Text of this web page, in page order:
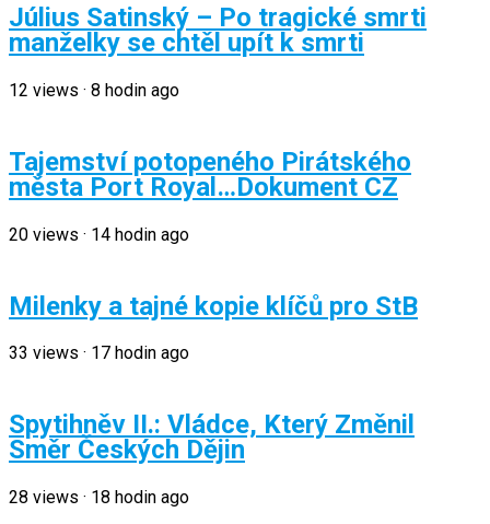
Július Satinský – Po tragické smrti
manželky se chtěl upít k smrti
12 views · 8 hodin ago
Tajemství potopeného Pirátského
města Port Royal…Dokument CZ
20 views · 14 hodin ago
Milenky a tajné kopie klíčů pro StB
33 views · 17 hodin ago
Spytihněv II.: Vládce, Který Změnil
Směr Českých Dějin
28 views · 18 hodin ago